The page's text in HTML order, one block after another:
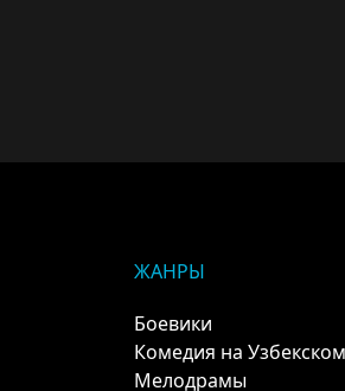
ЖАНРЫ
Боевики
Комедия на Узбекском
Мелодрамы